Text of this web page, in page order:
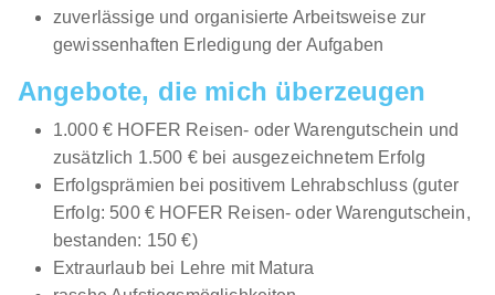
zuverlässige und organisierte Arbeitsweise zur
gewissenhaften Erledigung der Aufgaben
Angebote, die mich überzeugen
1.000 € HOFER Reisen- oder Warengutschein und
zusätzlich 1.500 € bei ausgezeichnetem Erfolg
Erfolgsprämien bei positivem Lehrabschluss (guter
Erfolg: 500 € HOFER Reisen- oder Warengutschein,
bestanden: 150 €)
Extraurlaub bei Lehre mit Matura